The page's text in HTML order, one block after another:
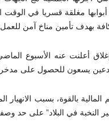
مغلقة قسريا في
بهدف تأمين مناخ آمن
أعلنت عنه الأسبوع
يسعون للحصول على
بالقوة، بسبب الانهيار
النخبة في البلاد” على حد